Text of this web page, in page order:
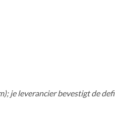
je leverancier bevestigt de